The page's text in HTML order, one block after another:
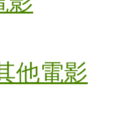
他電影